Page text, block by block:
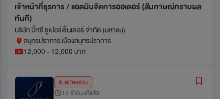
เจ้าหน้าที่ธุรการ / แอดมินจัดการออเดอร์ (สัมภาษณ์ทราบผล
ทันที)
บริษัท บิ๊กซี ซูเปอร์เซ็นเตอร์ จำกัด (มหาชน)
สมุทรปราการ เมืองสมุทรปราการ
12,000 - 12,000 บาท
รับสมัครด่วน
15 ชั่วโมงที่แล้ว